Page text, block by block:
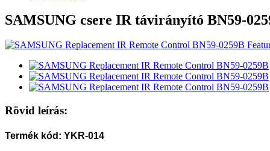
SAMSUNG csere IR távirányító BN59-
Rövid leírás:
Termék kód: YKR-014